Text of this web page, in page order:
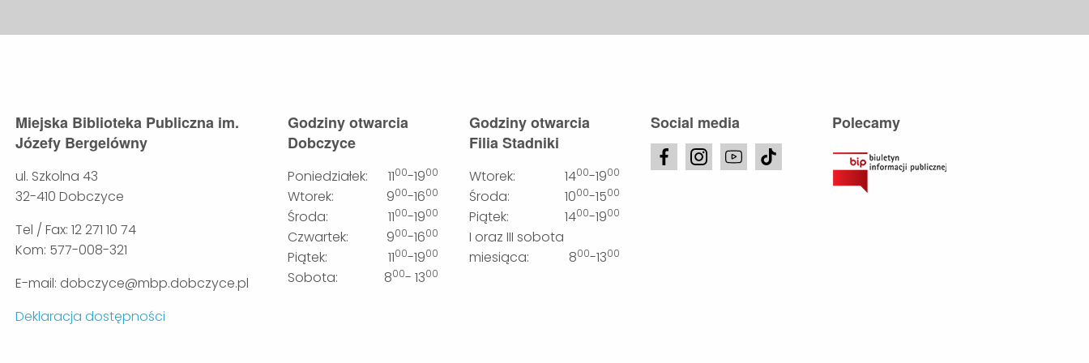
Miejska Biblioteka Publiczna im.
Józefy Bergelówny
ul. Szkolna 43
32-410 Dobczyce
Tel / Fax: 12 271 10 74
Kom: 577-008-321
E-mail: dobczyce@mbp.dobczyce.pl
Deklaracja dostępności
Godziny otwarcia
Dobczyce
Poniedziałek: 1100-1900
Wtorek: 900-1600
Środa: 1100-1900
Czwartek: 900-1600
Piątek: 1100-1900
Sobota: 800- 1300
Godziny otwarcia
Filia Stadniki
Wtorek: 1400-1900
Środa: 1000-1500
Piątek: 1400-1900
I oraz III sobota
miesiąca:
800-1300
Social media Polecamy